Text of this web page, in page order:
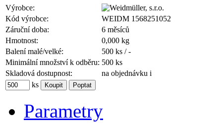
Výrobce:
Kód výrobce:
WEIDM 1568251052
Záruční doba:
6 měsíců
Hmotnost:
0,000 kg
Balení malé/velké:
500 ks / -
Minimální množství k odběru: 500 ks
Skladová dostupnost:
na objednávku i
ks
Parametry